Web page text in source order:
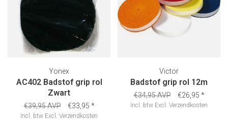
Yonex
AC402 Badstof grip rol
Zwart
€39,95 AVP €33,95 *
Incl. btw Excl. Verzendkosten
Victor
Badstof grip rol 12m
€34,95 AVP €26,95 *
Incl. btw Excl. Verzendkosten